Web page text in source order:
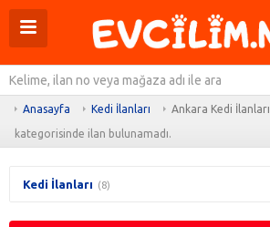
Menüyü
Anasayfa Kedi İlanları Ankara Kedi İlanları
kategorisinde ilan bulunamadı.
Kedi İlanları (8)